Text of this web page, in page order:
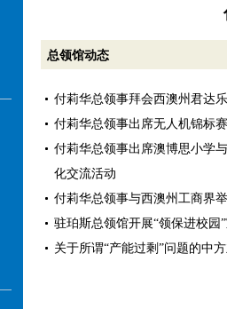
总领馆动态
付莉华总领事拜会西澳州君达
付莉华总领事出席无人机锦标
付莉华总领事出席澳博思小学
化交流活动
付莉华总领事与西澳州工商界
驻珀斯总领馆开展“领保进校园
关于所谓“产能过剩”问题的中